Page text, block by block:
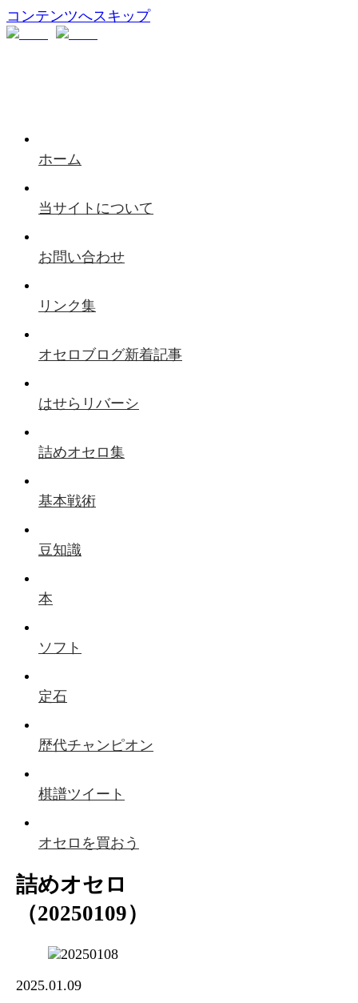
コンテンツへスキップ
ホーム
当サイトについて
お問い合わせ
リンク集
オセロブログ新着記事
はせらリバーシ
詰めオセロ集
基本戦術
豆知識
本
ソフト
定石
歴代チャンピオン
棋譜ツイート
オセロを買おう
詰めオセロ
（20250109）
2025.01.09